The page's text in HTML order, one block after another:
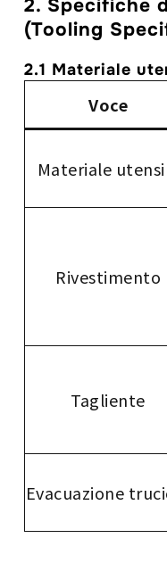
2. Specifiche
(Tooling
2.1 Materiale
Voce
Materiale
Rivestimento
Tagliente
Evacuazione